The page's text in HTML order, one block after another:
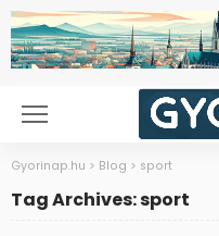
Gyorinap.hu > Blog > sport
Tag Archives: sport